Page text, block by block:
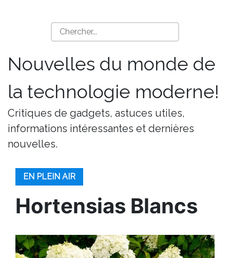
Nouvelles du monde de
la technologie moderne!
Critiques de gadgets, astuces utiles,
informations intéressantes et dernières
nouvelles.
EN PLEIN AIR
Hortensias Blancs